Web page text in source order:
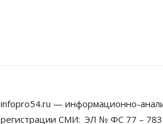
infopro54.ru — информационно-
регистрации СМИ: ЭЛ № ФС 77 –